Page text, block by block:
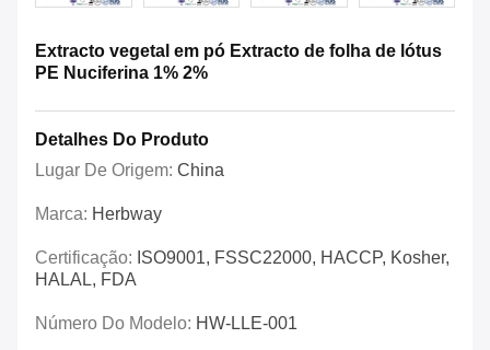
Extracto vegetal em pó Extracto de folha de lótus
PE Nuciferina 1% 2%
Detalhes Do Produto
Lugar De Origem: China
Marca: Herbway
Certificação: ISO9001, FSSC22000, HACCP, Kosher,
HALAL, FDA
Número Do Modelo: HW-LLE-001